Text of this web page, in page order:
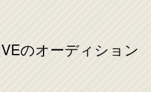
のオーディション